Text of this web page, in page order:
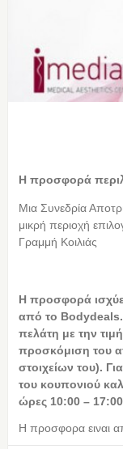
Η προσφορά
Μια Συνεδρία
μικρή περιοχή
Γραμμή Κοιλιάς
Η προσφορά
από το
πελάτη με την
προσκόμιση του
στοιχείων του).
του κουπονιού
ώρες 10:00 –
Η προσφορα ειναι